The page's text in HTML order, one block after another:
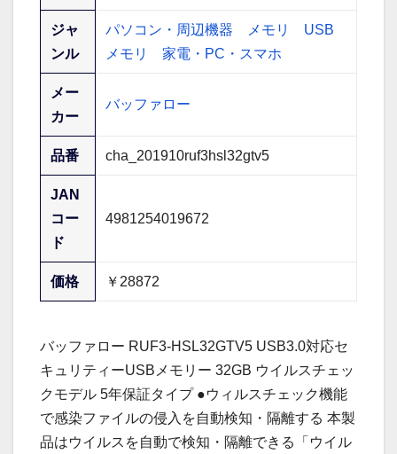
ジャ
ンル
パソコン・周辺機器 メモリ
USB
メモリ
家電・PC・スマホ
メー
カー
バッファロー
品番 cha_201910ruf3hsl32gtv5
JAN
コー
ド
4981254019672
価格 ￥28872
バッファロー RUF3-HSL32GTV5 USB3.0対応セ
キュリティーUSBメモリー 32GB ウイルスチェッ
クモデル 5年保証タイプ ●ウィルスチェック機能
で感染ファイルの侵入を自動検知・隔離する 本製
品はウイルスを自動で検知・隔離できる「ウイル